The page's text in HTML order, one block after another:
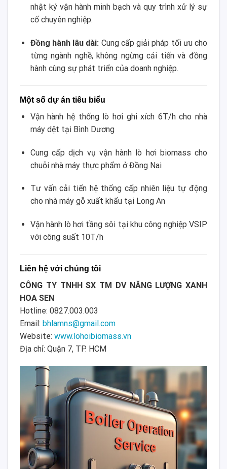
nhật ký vận hành minh bạch và quy trình xử lý sự
cố chuyên nghiệp.
Đồng hành lâu dài: Cung cấp giải pháp tối ưu cho
từng ngành nghề, không ngừng cải tiến và đồng
hành cùng sự phát triển của doanh nghiệp.
Một số dự án tiêu biểu
Vận hành hệ thống lò hơi ghi xích 6T/h cho nhà
máy dệt tại Bình Dương
Cung cấp dịch vụ vận hành lò hơi biomass cho
chuỗi nhà máy thực phẩm ở Đồng Nai
Tư vấn cải tiến hệ thống cấp nhiên liệu tự động
cho nhà máy gỗ xuất khẩu tại Long An
Vận hành lò hơi tầng sôi tại khu công nghiệp VSIP
với công suất 10T/h
Liên hệ với chúng tôi
CÔNG TY TNHH SX TM DV NĂNG LƯỢNG XANH
HOA SEN
Hotline: 0827.003.003
Email: bhlamns@gmail.com
Website: www.lohoibiomass.vn
Địa chỉ: Quận 7, TP. HCM